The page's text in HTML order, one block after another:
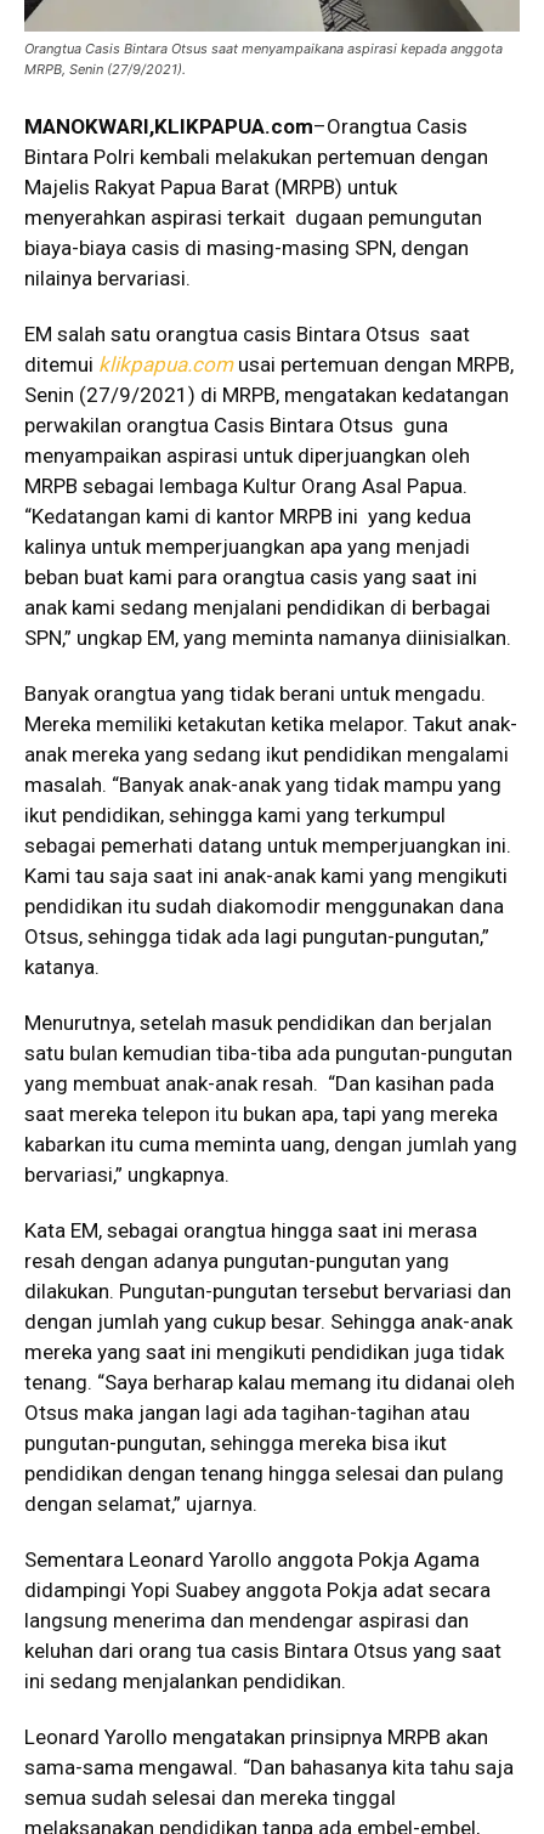
Orangtua Casis Bintara Otsus saat menyampaikana aspirasi kepada anggota
MRPB, Senin (27/9/2021).
MANOKWARI,KLIKPAPUA.com–Orangtua Casis
Bintara Polri kembali melakukan pertemuan dengan
Majelis Rakyat Papua Barat (MRPB) untuk
menyerahkan aspirasi terkait dugaan pemungutan
biaya-biaya casis di masing-masing SPN, dengan
nilainya bervariasi.
EM salah satu orangtua casis Bintara Otsus saat
ditemui klikpapua.com usai pertemuan dengan MRPB,
Senin (27/9/2021) di MRPB, mengatakan kedatangan
perwakilan orangtua Casis Bintara Otsus guna
menyampaikan aspirasi untuk diperjuangkan oleh
MRPB sebagai lembaga Kultur Orang Asal Papua.
“Kedatangan kami di kantor MRPB ini yang kedua
kalinya untuk memperjuangkan apa yang menjadi
beban buat kami para orangtua casis yang saat ini
anak kami sedang menjalani pendidikan di berbagai
SPN,” ungkap EM, yang meminta namanya diinisialkan.
Banyak orangtua yang tidak berani untuk mengadu.
Mereka memiliki ketakutan ketika melapor. Takut anak-
anak mereka yang sedang ikut pendidikan mengalami
masalah. “Banyak anak-anak yang tidak mampu yang
ikut pendidikan, sehingga kami yang terkumpul
sebagai pemerhati datang untuk memperjuangkan ini.
Kami tau saja saat ini anak-anak kami yang mengikuti
pendidikan itu sudah diakomodir menggunakan dana
Otsus, sehingga tidak ada lagi pungutan-pungutan,”
katanya.
Menurutnya, setelah masuk pendidikan dan berjalan
satu bulan kemudian tiba-tiba ada pungutan-pungutan
yang membuat anak-anak resah. “Dan kasihan pada
saat mereka telepon itu bukan apa, tapi yang mereka
kabarkan itu cuma meminta uang, dengan jumlah yang
bervariasi,” ungkapnya.
Kata EM, sebagai orangtua hingga saat ini merasa
resah dengan adanya pungutan-pungutan yang
dilakukan. Pungutan-pungutan tersebut bervariasi dan
dengan jumlah yang cukup besar. Sehingga anak-anak
mereka yang saat ini mengikuti pendidikan juga tidak
tenang. “Saya berharap kalau memang itu didanai oleh
Otsus maka jangan lagi ada tagihan-tagihan atau
pungutan-pungutan, sehingga mereka bisa ikut
pendidikan dengan tenang hingga selesai dan pulang
dengan selamat,” ujarnya.
Sementara Leonard Yarollo anggota Pokja Agama
didampingi Yopi Suabey anggota Pokja adat secara
langsung menerima dan mendengar aspirasi dan
keluhan dari orang tua casis Bintara Otsus yang saat
ini sedang menjalankan pendidikan.
Leonard Yarollo mengatakan prinsipnya MRPB akan
sama-sama mengawal. “Dan bahasanya kita tahu saja
semua sudah selesai dan mereka tinggal
melaksanakan pendidikan tanpa ada embel-embel,